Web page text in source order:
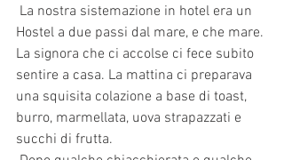
Hostel a due passi dal mare, e che mare.
La signora che ci accolse ci fece subito
sentire a casa. La mattina ci preparava
una squisita colazione a base di toast,
burro, marmellata, uova strapazzati e
succhi di frutta.